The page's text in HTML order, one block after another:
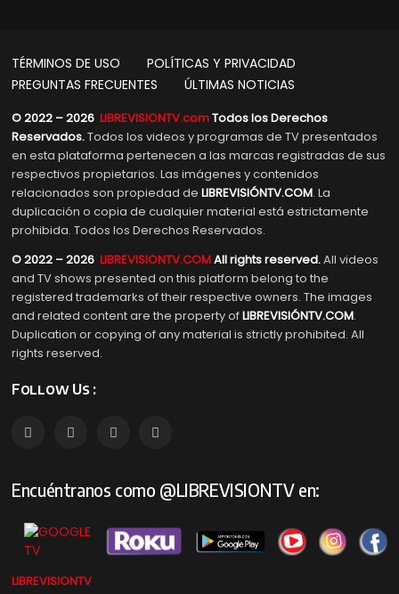
TÉRMINOS DE USO
POLÍTICAS Y PRIVACIDAD
PREGUNTAS FRECUENTES
ÚLTIMAS NOTICIAS
© 2022 – 2026LIBREVISIONTV.comTodos los Derechos
Reservados.Todos los videos y programas de TV presentados
en esta plataforma pertenecen a las marcas registradas de sus
respectivos propietarios. Las imágenes y contenidos
relacionados son propiedad deLIBREVISIÓNTV.COM. La
duplicación o copia de cualquier material está estrictamente
prohibida. Todos los Derechos Reservados.
© 2022 – 2026LIBREVISIONTV.COMAll rights reserved.All videos
and TV shows presented on this platform belong to the
registered trademarks of their respective owners. The images
and related content are the property ofLIBREVISIÓNTV.COM.
Duplication or copying of any material is strictly prohibited. All
rights reserved.
Follow Us :
Encuéntranos como @LIBREVISIONTV en:
LIBREVISIONTV